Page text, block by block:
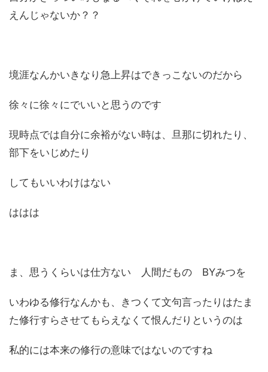
えんじゃないか？？
境涯なんかいきなり急上昇はできっこないのだから
徐々に徐々にでいいと思うのです
現時点では自分に余裕がない時は、旦那に切れたり、
部下をいじめたり
してもいいわけはない
ははは
ま、思うくらいは仕方ない 人間だもの BYみつを
いわゆる修行なんかも、きつくて文句言ったりはたま
た修行すらさせてもらえなくて恨んだりというのは
私的には本来の修行の意味ではないのですね